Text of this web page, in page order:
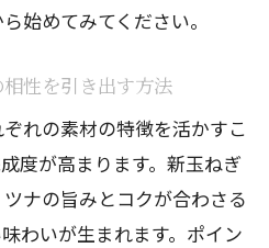
始めてみてください。
性を引き出す方法
れの素材の特徴を活かすこ
度が高まります。新玉ねぎ
ナの旨みとコクが合わさる
わいが生まれます。ポイン